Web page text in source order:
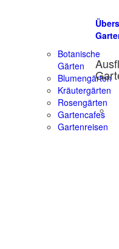
Botanische
Gärten
Blumengärten
Kräutergärten
Rosengärten
Gartencafes
Gartenreisen